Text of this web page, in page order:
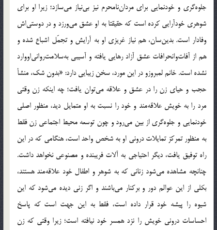
جلوه‌گری و خودنمایی برای مردان‌نامحرم نیز بی‌نیاز می‌سازد؛ زیرا او برای
شوهری خودآرایی کرده است که حقیقتا به او عشق می‌ورزد و در دوستی‌اش
وفادار است. بدین‌سان، هم نیاز غریزی او به آرایش و تجمّل اشباع شده و
هم از آفات‌وانحرافات عشق آزاد رهایی یافته و آسیبی به‌سلامت‌روانی‌اووارد
نشده است. خانم لمبروزو در این مورد، سخن زیبایی دارد: «بدون شک، منشأ
حجب و حیای زن را در عشق و علاقه می‌توان یافت؛ چه اینکه زن وقتی
مرد را به خویش علاقه‌مند و خود را نسبت به او متمایل دید، منظور اصلی
خودنمایی و جلوه‌گری از بین می‌رود و چون توسعه محیط اجتماعی زن فقط
به منظور تمرکز تمایلات درونی او به شخص واحد است، هنگامی که در این
راه توفیق یافت، دیگر احتیاجی به آلات فریبنده و مصنوعی نخواهد داشت.
چنانچه مشاهده می‌شود زنانی که به شوهر و اطفال خود علاقه‌مند هستند،
بکلی از این عوالم دور و برکنار می‌باشند و اگر زنی دیده می‌شود که این
شیوه را پیشه خود قرار داده است، فقط به این جهت است که پاسخ
احساسات درونی خویش را نزد همسر خود نیافته است؛ زیرا وقتی که زن